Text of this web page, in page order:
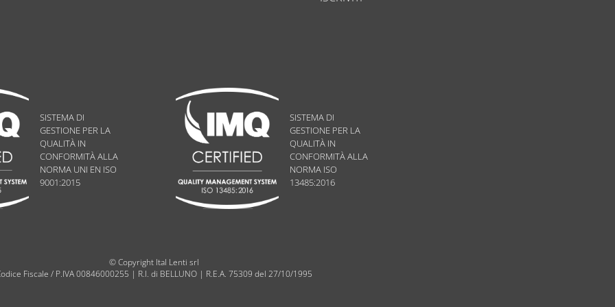
SISTEMA DI
GESTIONE PER LA
QUALITÀ IN
CONFORMITÀ ALLA
NORMA UNI EN ISO
9001:2015
SISTEMA DI
GESTIONE PER LA
QUALITÀ IN
CONFORMITÀ ALLA
NORMA ISO
13485:2016
© Copyright Ital Lenti srl
Fiscale / P.IVA 00846000255 | R.I. di BELLUNO | R.E.A. 75309 del 27/10/1995